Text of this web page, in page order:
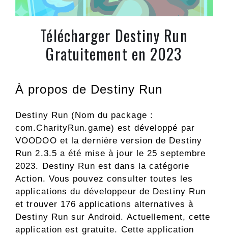
Télécharger Destiny Run
Gratuitement en 2023
À propos de Destiny Run
Destiny Run (Nom du package :
com.CharityRun.game) est développé par
VOODOO et la dernière version de Destiny
Run 2.3.5 a été mise à jour le 25 septembre
2023. Destiny Run est dans la catégorie
Action. Vous pouvez consulter toutes les
applications du développeur de Destiny Run
et trouver 176 applications alternatives à
Destiny Run sur Android. Actuellement, cette
application est gratuite. Cette application